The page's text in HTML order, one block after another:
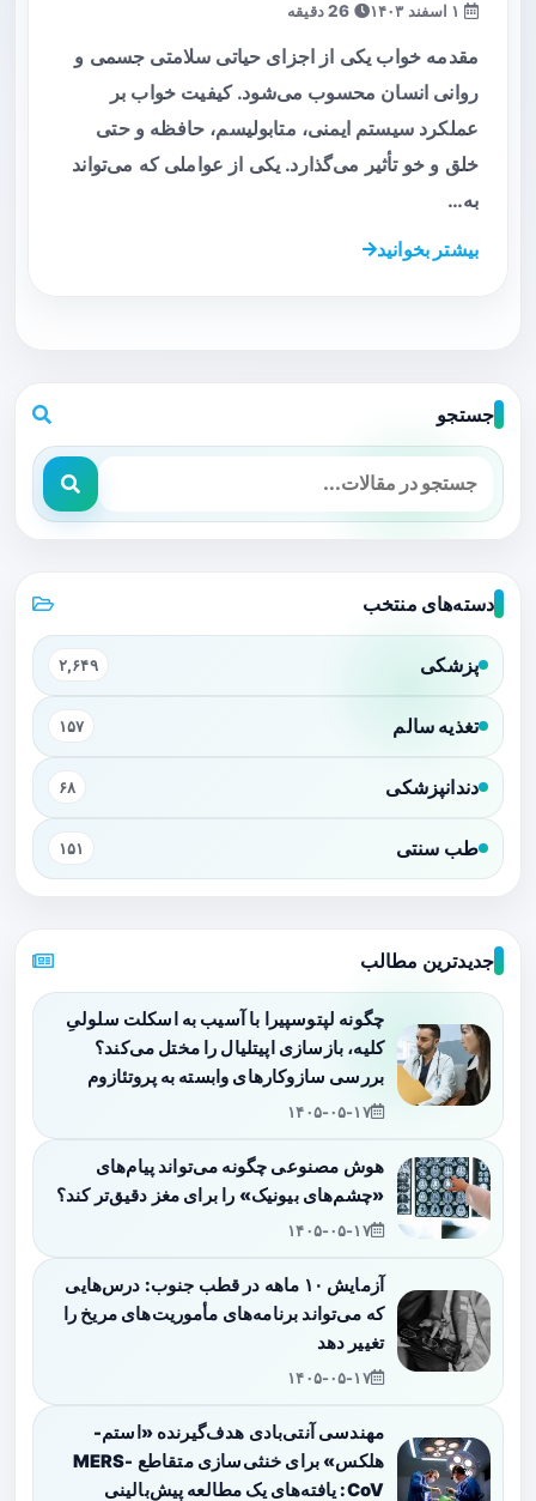
مقدمه خواب یکی از اجزای حیاتی سلامتی جسمی و
روانی انسان محسوب می‌شود. کیفیت خواب بر
عملکرد سیستم ایمنی، متابولیسم، حافظه و حتی
خلق و خو تأثیر می‌گذارد. یکی از عواملی که می‌تواند
به…
بیشتر بخوانید
جستجو
دسته‌های منتخب
پزشکی ۲,۶۴۹
تغذیه سالم ۱۵۷
دندانپزشکی ۶۸
طب سنتی ۱۵۱
جدیدترین مطالب
چگونه لپتوسپیرا با آسیب به اسکلت سلولیِ
کلیه، بازسازی اپیتلیال را مختل می‌کند؟
بررسی سازوکارهای وابسته به پروتئازوم
۱۴۰۵-۰۵-۱۷
هوش مصنوعی چگونه می‌تواند پیام‌های
«چشم‌های بیونیک» را برای مغز دقیق‌تر کند؟
۱۴۰۵-۰۵-۱۷
آزمایش ۱۰ ماهه در قطب جنوب: درس‌هایی
که می‌تواند برنامه‌های مأموریت‌های مریخ را
تغییر دهد
۱۴۰۵-۰۵-۱۷
مهندسی آنتی‌بادی هدف‌گیرنده «استم-
هلکس» برای خنثی‌سازی متقاطع MERS-
CoV: یافته‌های یک مطالعه پیش‌بالینی